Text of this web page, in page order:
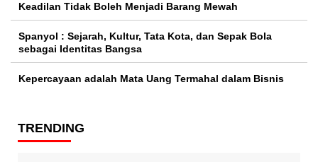
Keadilan Tidak Boleh Menjadi Barang Mewah
Spanyol : Sejarah, Kultur, Tata Kota, dan Sepak Bola
sebagai Identitas Bangsa
Kepercayaan adalah Mata Uang Termahal dalam Bisnis
TRENDING